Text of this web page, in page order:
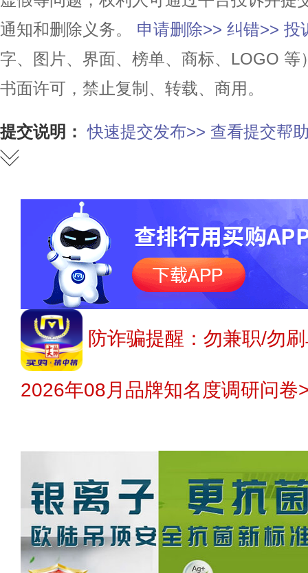
通知和删除义务。
申请删除>> 纠错>> 投
字、图片、界面、榜单、商标、LOGO
书面许可，禁止复制、转载、商用。
提交说明： 快速提交发布>> 查看提交帮
防诈骗提醒：勿兼职/勿
2026年08月品牌知名度调研问卷